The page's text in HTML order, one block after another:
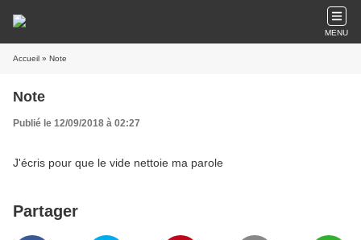
MENU
Accueil » Note
Note
Publié le 12/09/2018 à 02:27
J'écris pour que le vide nettoie ma parole
Partager